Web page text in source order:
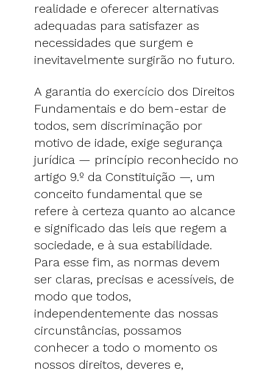
realidade e oferecer alternativas
adequadas para satisfazer as
necessidades que surgem e
inevitavelmente surgirão no futuro.
A garantia do exercício dos Direitos
Fundamentais e do bem-estar de
todos, sem discriminação por
motivo de idade, exige segurança
jurídica — princípio reconhecido no
artigo 9.º da Constituição —, um
conceito fundamental que se
refere à certeza quanto ao alcance
e significado das leis que regem a
sociedade, e à sua estabilidade.
Para esse fim, as normas devem
ser claras, precisas e acessíveis, de
modo que todos,
independentemente das nossas
circunstâncias, possamos
conhecer a todo o momento os
nossos direitos, deveres e,